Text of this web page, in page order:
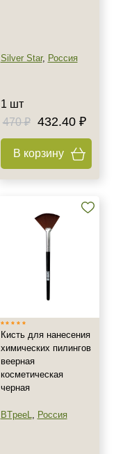
Silver Star, Россия
1 шт
470 ₽
432.40 ₽
В корзину
Кисть для нанесения
химических пилингов
веерная
косметическая
черная
BTpeeL, Россия